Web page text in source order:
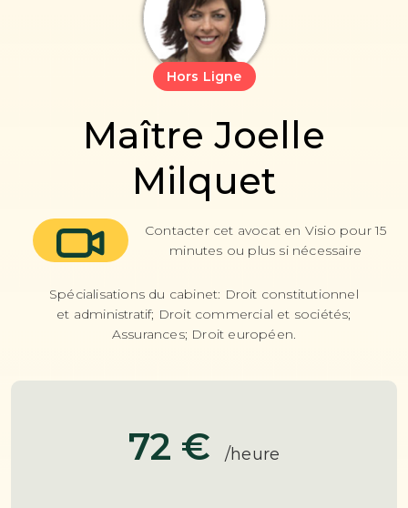
Hors Ligne
Maître Joelle
Milquet
Contacter cet avocat en Visio pour 15
minutes ou plus si nécessaire
Spécialisations du cabinet: Droit constitutionnel
et administratif; Droit commercial et sociétés;
Assurances; Droit européen.
72 € /heure